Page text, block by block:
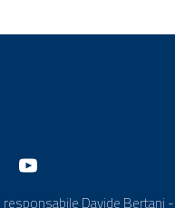
Davide Bertani -